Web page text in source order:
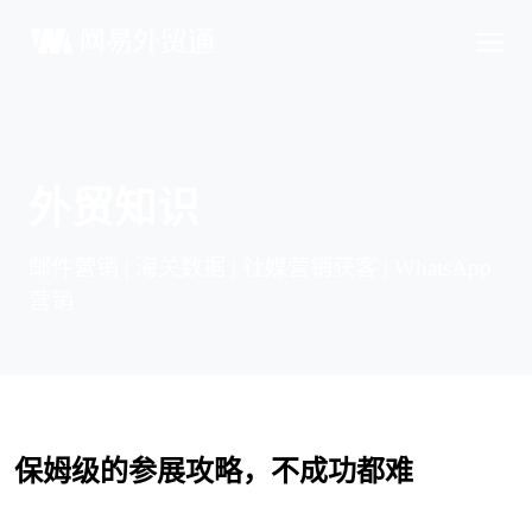
保姆级的参展攻略，不成功都难